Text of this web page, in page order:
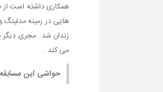
همکاری داشته است
می کند .
حواشی این مسابقه